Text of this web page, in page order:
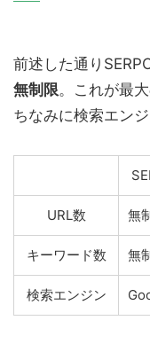
前述した通り
無制限。これが最
ちなみに検索エン
URL数 無
キーワード数 無
検索エンジン